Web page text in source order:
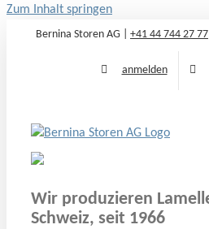
Zum Inhalt springen
Bernina Storen AG | +41 44 744 27 77
anmelden
Wir produzieren
Schweiz, seit 1966